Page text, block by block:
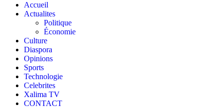
Accueil
Actualites
Politique
Économie
Culture
Diaspora
Opinions
Sports
Technologie
Celebrites
Xalima TV
CONTACT